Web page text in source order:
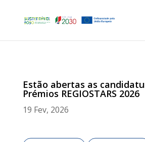
Estão abertas as
Prémios REGIOSTARS 2026
19 Fev, 2026